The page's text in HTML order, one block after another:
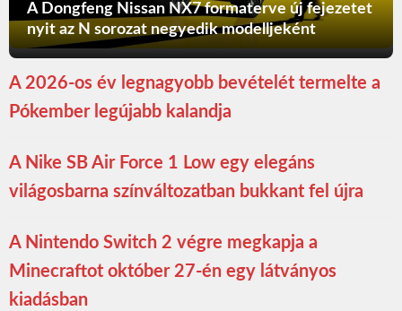
A Dongfeng Nissan NX7 formaterve új fejezetet
nyit az N sorozat negyedik modelljeként
A 2026-os év legnagyobb bevételét termelte a
Pókember legújabb kalandja
A Nike SB Air Force 1 Low egy elegáns
világosbarna színváltozatban bukkant fel újra
A Nintendo Switch 2 végre megkapja a
Minecraftot október 27-én egy látványos
kiadásban